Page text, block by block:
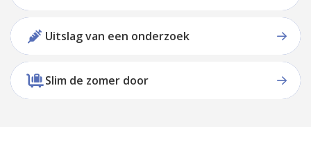
Uitslag van een onderzoek
Slim de zomer door